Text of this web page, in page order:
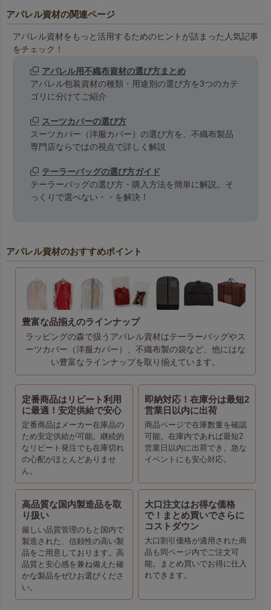
アパレル資材の関連ページ
アパレル資材をもっと活用するためのヒントが詰まった人気記事
をチェック！
アパレル用不織布資材の選び方まとめ
アパレル包装資材の種類・用途別の選び方を3つのカテ
ゴリに分けてご紹介
スーツカバーの選び方
スーツカバー（洋服カバー）の選び方を、不織布製品
専門店ならではの視点で詳しく解説
テーラーバッグの選び方ガイド
テーラーバッグの選び方・購入方法を簡単に解説。そ
っくりで選べない・・を解決！
アパレル資材のおすすめポイント
豊富な品揃えのラインナップ
ラッピングの森で扱うアパレル資材はテーラーバッグやス
ーツカバー（洋服カバー）、不織布製の袋など、他にはな
い豊富なラインナップを取り揃えています。
定番商品はリピート利用
に最適！安定供給で安心
定番商品はメーカー在庫品の
ため安定供給が可能。継続的
なリピート発注でも在庫切れ
の心配がほとんどありませ
ん。
即納対応！在庫分は最短2
営業日以内に出荷
商品ページで在庫数量を確認
可能。在庫内であれば最短2
営業日以内に出荷でき、急な
イベントにも安心対応。
高品質な国内製造品を取
り扱い
厳しい品質管理のもと国内で
製造された、信頼性の高い製
品をご用意しております。高
品質と安心感を兼ね備えた確
かな製品をぜひお選びくださ
い。
大口注文はお得な価格
で！まとめ買いでさらに
コストダウン
大口割引価格が適用された商
品も同ページ内でご注文可
能。まとめ買いでお得に仕入
れできます。